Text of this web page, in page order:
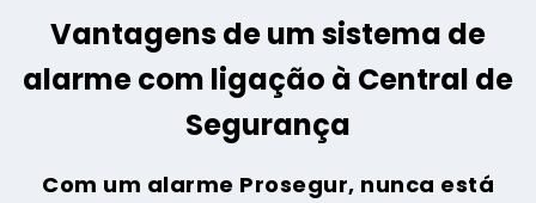
Vantagens de um sistema de
alarme com ligação à Central de
Segurança
Com um alarme Prosegur, nunca está